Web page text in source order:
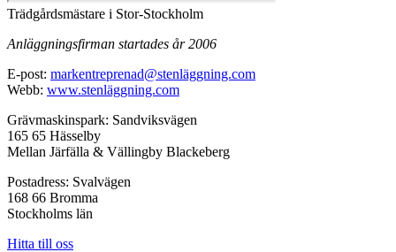
Trädgårdsmästare i Stor-Stockholm
Anläggningsfirman startades år 2006
E-post: markentreprenad@stenläggning.com
Webb: www.stenläggning.com
Grävmaskinspark: Sandviksvägen
165 65 Hässelby
Mellan Järfälla & Vällingby Blackeberg
Postadress: Svalvägen
168 66 Bromma
Stockholms län
Hitta till oss